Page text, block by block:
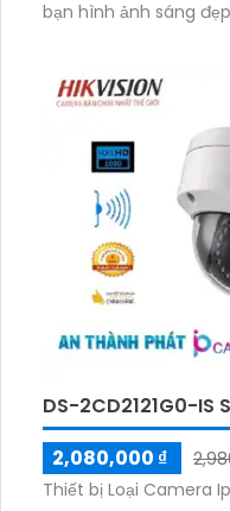
bạn hình ảnh sáng
vòng 150m. Đặc
đặt trong những
360 độ. Với công
camera dễ dàng hơn
camera còn có chức
giúp bạn quan sát
DS-2CD2121G0-IS
2,080,000 ₫
Thiết bị Loại Camera